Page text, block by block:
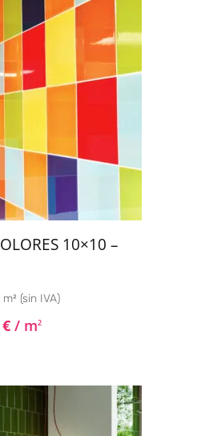
10×10 –
(sin IVA)
€ / m2